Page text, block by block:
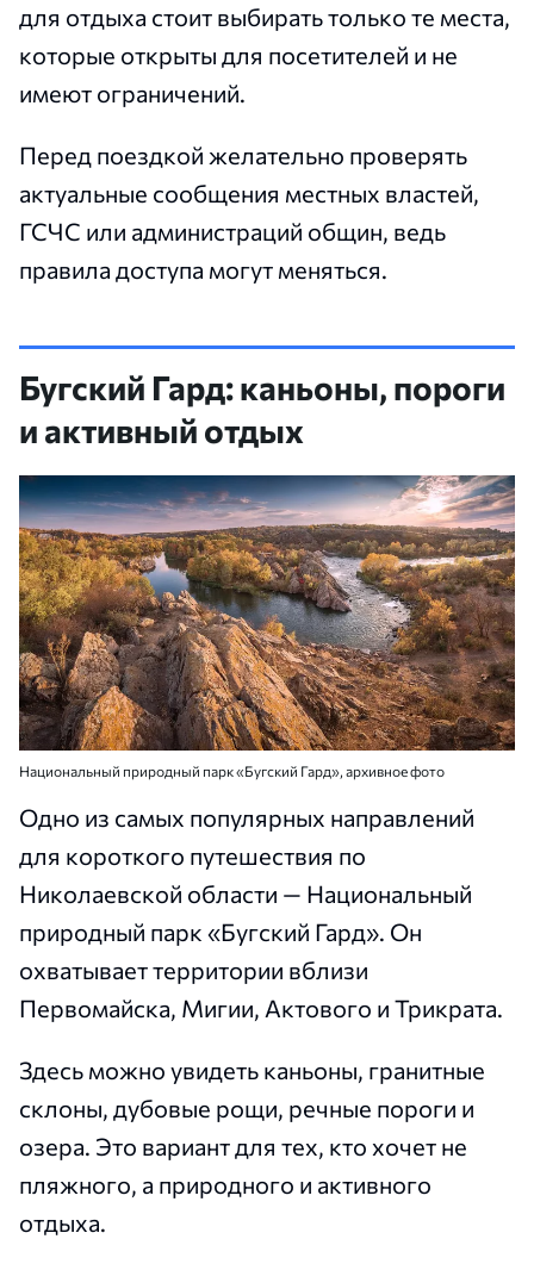
для отдыха стоит выбирать только те места,
которые открыты для посетителей и не
имеют ограничений.
Перед поездкой желательно проверять
актуальные сообщения местных властей,
ГСЧС или администраций общин, ведь
правила доступа могут меняться.
Бугский Гард: каньоны, пороги
и активный отдых
Национальный природный парк «Бугский Гард», архивное фото
Одно из самых популярных направлений
для короткого путешествия по
Николаевской области — Национальный
природный парк «Бугский Гард». Он
охватывает территории вблизи
Первомайска, Мигии, Актового и Трикрата.
Здесь можно увидеть каньоны, гранитные
склоны, дубовые рощи, речные пороги и
озера. Это вариант для тех, кто хочет не
пляжного, а природного и активного
отдыха.